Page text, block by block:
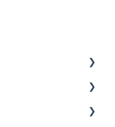
vous en ligne
Communauté